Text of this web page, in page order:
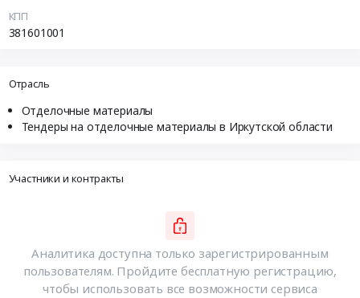
КПП
381601001
Отрасль
Отделочные материалы
Тендеры на отделочные материалы в Иркутской области
Участники и контракты
Аналитика доступна только зарегистрированным
пользователям. Пройдите бесплатную регистрацию,
чтобы использовать все возможности сервиса